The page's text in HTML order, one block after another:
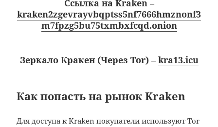
Cсылка на Kraken–
kraken2zgevrayvbqptss5nf7666hmznonf3
m7fpzg5bu75txmbxfcqd.onion
Зеркало Кракен (Через Tor) – kra13.icu
Как попасть на рынок Kraken
Для доступа к Kraken покупатели используют Tor